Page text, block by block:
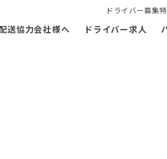
ドライバー募集
送協力会社様へ ドライバー求人